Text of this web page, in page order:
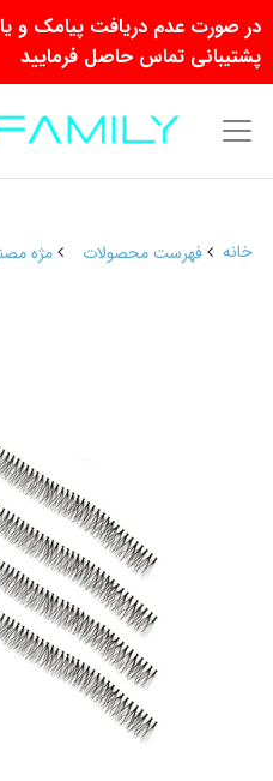
در صورت عدم دریافت پیامک و یا
پشتیبانی تماس حاصل فرمایید
خانه فهرست محصولات مژه مصنوعی 50